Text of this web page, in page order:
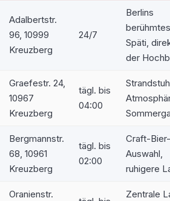
Adalbertstr.
96, 10999
Kreuzberg
24/7
Berlins
Späti,
der
Graefestr. 24,
10967
Kreuzberg
tägl. bis
04:00
Bergmannstr.
68, 10961
Kreuzberg
tägl. bis
02:00
Craft-Bier-
Auswahl,
ruhigere
Oranienstr. Zentrale